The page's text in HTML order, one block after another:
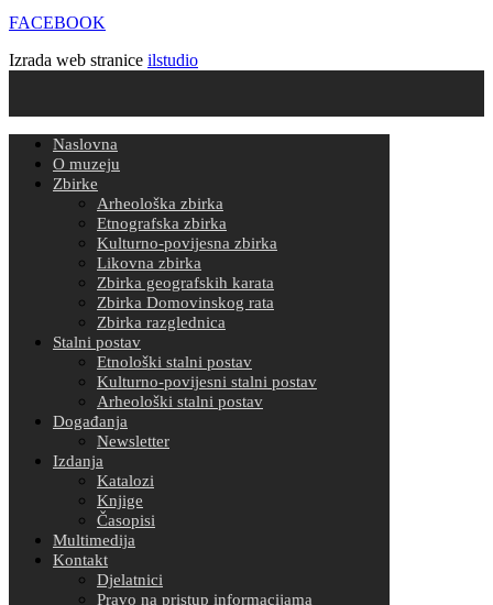
FACEBOOK
Izrada web stranice ilstudio
Naslovna
O muzeju
Zbirke
Arheološka zbirka
Etnografska zbirka
Kulturno-povijesna zbirka
Likovna zbirka
Zbirka geografskih karata
Zbirka Domovinskog rata
Zbirka razglednica
Stalni postav
Etnološki stalni postav
Kulturno-povijesni stalni postav
Arheološki stalni postav
Događanja
Newsletter
Izdanja
Katalozi
Knjige
Časopisi
Multimedija
Kontakt
Djelatnici
Pravo na pristup informacijama